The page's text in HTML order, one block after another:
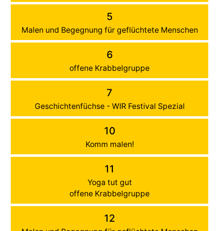
5
Malen und Begegnung für geflüchtete Menschen
6
offene Krabbelgruppe
7
Geschichtenfüchse - WIR Festival Spezial
10
Komm malen!
11
Yoga tut gut
offene Krabbelgruppe
12